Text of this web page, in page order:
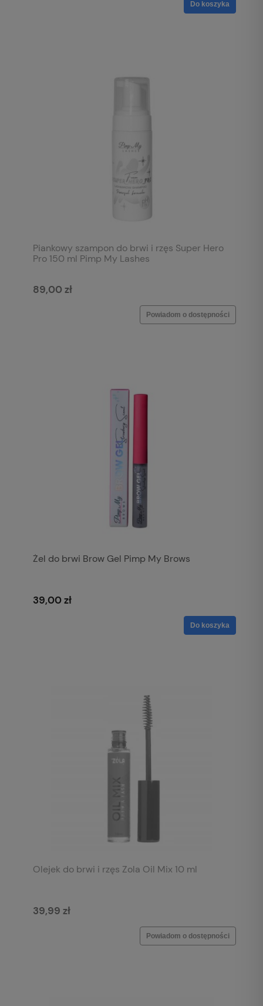
Do koszyka
Piankowy szampon do brwi i rzęs Super Hero
Pro 150 ml Pimp My Lashes
89,00 zł
Powiadom o dostępności
Żel do brwi Brow Gel Pimp My Brows
39,00 zł
Do koszyka
Olejek do brwi i rzęs Zola Oil Mix 10 ml
39,99 zł
Powiadom o dostępności